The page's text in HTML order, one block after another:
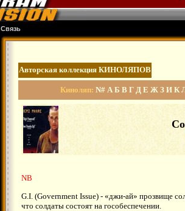
Связь
Авторская коллекция КИНОЛЯПОВ
Киноляп: N# А Б В Г Д Е Ж З И К
NB
G.I. (Government Issue) - «джи-ай» прозвище
что солдаты состоят на гособеспечении.